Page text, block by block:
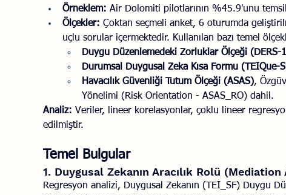
Örneklem: Air Dolomiti pilotlarının %45.9'unu
Ölçekler: Çoktan seçmeli anket, 6 oturumda
uçlu sorular içermektedir. Kullanılan bazı temel
Duygu Düzenlemedeki Zorluklar Ölçeği (DERS-
Durumsal Duygusal Zeka Kısa Formu (TEIQue-
Havacılık Güvenliği Tutum Ölçeği (ASAS),
Yönelimi (Risk Orientation - ASAS_RO) dahil.
Analiz: Veriler, lineer korelasyonlar, çoklu lineer
edilmiştir.
Temel Bulgular
1. Duygusal Zekanın Aracılık Rolü
Regresyon analizi, Duygusal Zekanın (TEI_SF) Duygu